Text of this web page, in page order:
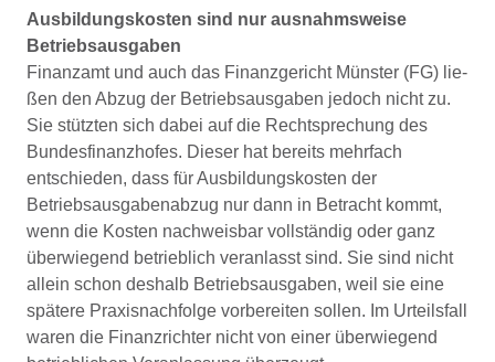
Ausbildungskosten sind nur ausnahmsweise
Betriebsausgaben
Finanzamt und auch das Finanzgericht Münster (FG) lie­
ßen den Abzug der Betriebsausgaben jedoch nicht zu.
Sie stützten sich dabei auf die Rechtsprechung des
Bundesfi­nanzhofes. Dieser hat bereits mehrfach
entschieden, dass für Ausbildungskosten der
Betriebsausgabenabzug nur dann in Betracht kommt,
wenn die Kosten nachweisbar vollständig oder ganz
überwiegend betrieblich veranlasst sind. Sie sind nicht
allein schon deshalb Betriebsausga­ben, weil sie eine
spätere Praxisnachfolge vorbereiten sol­len. Im Urteilsfall
waren die Finanzrichter nicht von einer überwiegend